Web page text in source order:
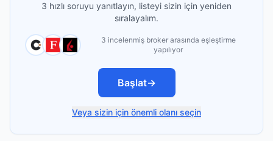
3 hızlı soruyu yanıtlayın, listeyi sizin için yeniden
sıralayalım.
3 incelenmiş broker arasında eşleştirme
yapılıyor
Başlat→
Veya sizin için önemli olanı seçin